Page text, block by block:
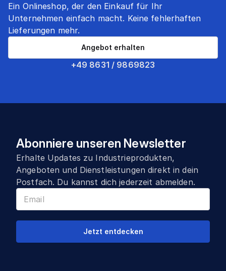
Ein Onlineshop, der den Einkauf für Ihr
Unternehmen einfach macht. Keine fehlerhaften
Lieferungen mehr.
+49 8631 / 9869823
Angebot erhalten
Abonniere unseren Newsletter
Erhalte Updates zu Industrieprodukten,
Angeboten und Dienstleistungen direkt in dein
Postfach. Du kannst dich jederzeit abmelden.
Jetzt entdecken